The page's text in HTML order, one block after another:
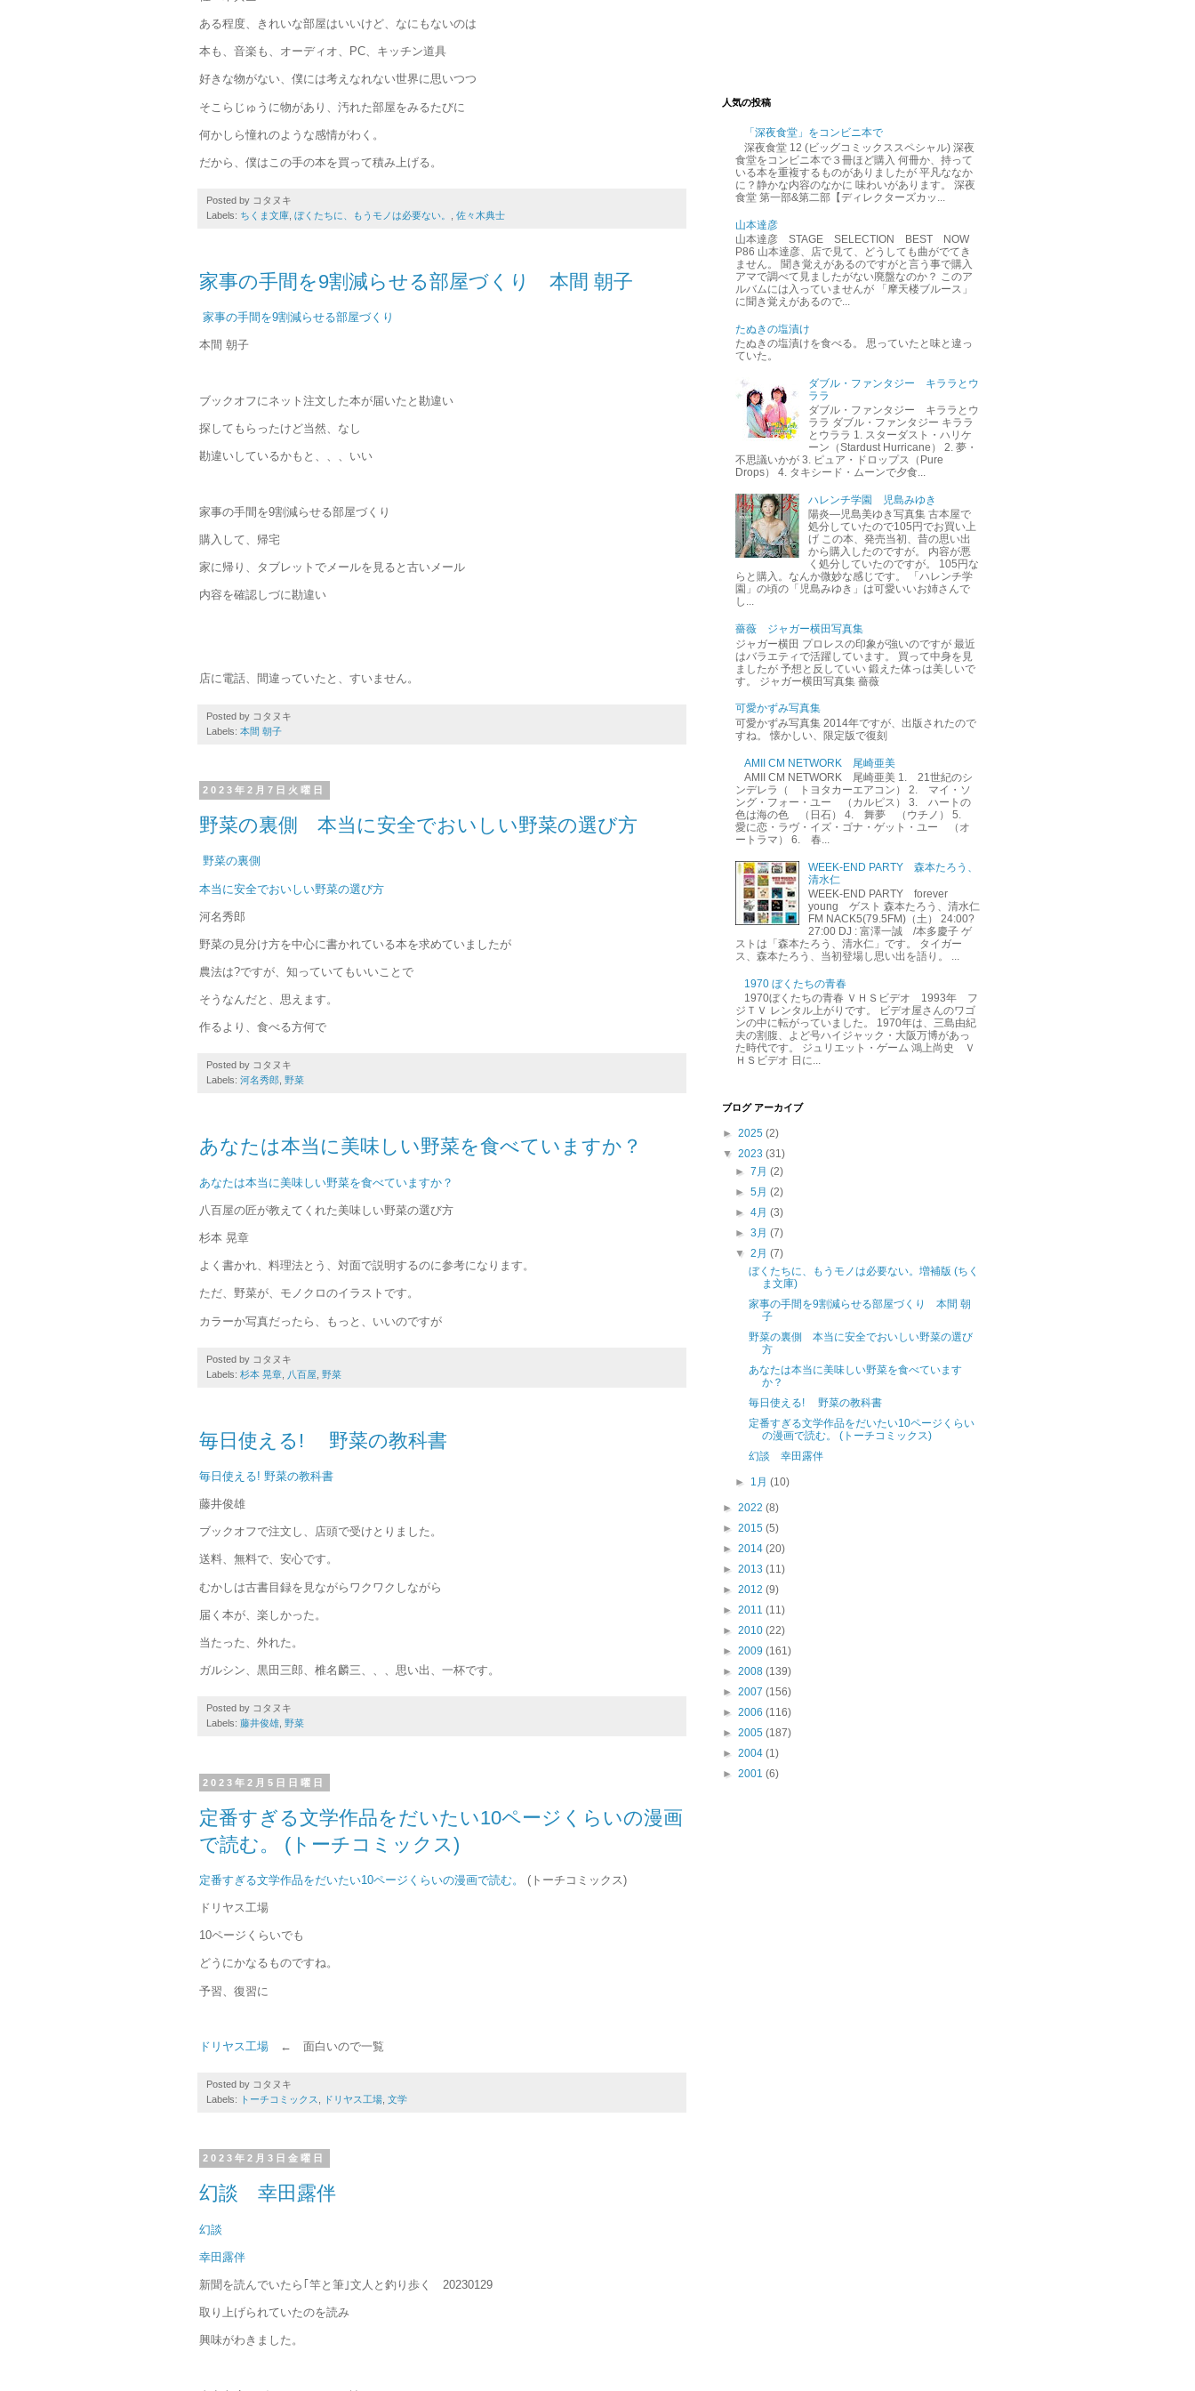
ある程度、きれいな部屋はいいけど、なにもないのは
本も、音楽も、オーディオ、PC、キッチン道具
好きな物がない、僕には考えなれない世界に思いつつ
そこらじゅうに物があり、汚れた部屋をみるたびに
何かしら憧れのような感情がわく。
だから、僕はこの手の本を買って積み上げる。
Posted by コタヌキ
Labels: ちくま文庫 ぼくたちに、もうモノは必要ない。 佐々木典士
家事の手間を9割減らせる部屋づくり 本間 朝子
家事の手間を9割減らせる部屋づくり
本間 朝子
ブックオフにネット注文した本が届いたと勘違い
探してもらったけど当然、なし
勘違いしているかもと、、、いい
家事の手間を9割減らせる部屋づくり
購入して、帰宅
家に帰り、タブレットでメールを見ると古いメール
内容を確認しづに勘違い
店に電話、間違っていたと、すいません。
Posted by コタヌキ
Labels: 本間 朝子
2023年2月7日火曜日
野菜の裏側 本当に安全でおいしい野菜の選び方
野菜の裏側
本当に安全でおいしい野菜の選び方
河名秀郎
野菜の見分け方を中心に書かれている本を求めていましたが
農法は?ですが、知っていてもいいことで
そうなんだと、思えます。
作るより、食べる方何で
Posted by コタヌキ
Labels: 河名秀郎, 野菜
あなたは本当に美味しい野菜を食べていますか？
あなたは本当に美味しい野菜を食べていますか？
八百屋の匠が教えてくれた美味しい野菜の選び方
杉本 晃章
よく書かれ、料理法とう、対面で説明するのに参考になります。
ただ、野菜が、モノクロのイラストです。
カラーか写真だったら、もっと、いいのですが
Posted by コタヌキ
Labels: 杉本 晃章 八百屋 野菜
毎日使える! 野菜の教科書
毎日使える! 野菜の教科書
藤井俊雄
ブックオフで注文し、店頭で受けとりました。
送料、無料で、安心です。
むかしは古書目録を見ながらワクワクしながら
届く本が、楽しかった。
当たった、外れた。
ガルシン、黒田三郎、椎名麟三、、、思い出、一杯です。
Posted by コタヌキ
Labels: 藤井俊雄 野菜
2023年2月5日日曜日
定番すぎる文学作品をだいたい10ページくらいの漫画
で読む。 (トーチコミックス)
定番すぎる文学作品をだいたい10ページくらいの漫画で読む。 (トーチコミックス)
ドリヤス工場
10ページくらいでも
どうにかなるものですね。
予習、復習に
ドリヤス工場 ← 面白いので一覧
Posted by コタヌキ
Labels:
トーチコミックス ドリヤス工場 文学
2023年2月3日金曜日
幻談 幸田露伴
幻談
幸田露伴
新聞を読んでいたら｢竿と筆｣文人と釣り歩く 20230129
取り上げられていたのを読み
興味がわきました。
人気の投稿
「深夜食堂」をコンビニ本で
深夜食堂 12 (ビッグコミックススペシャル) 深夜
食堂をコンビニ本で３冊ほど購入 何冊か、持って
いる本を重複するものがありましたが 平凡ななか
に？静かな内容のなかに 味わいがあります。 深夜
食堂 第一部&第二部【ディレクターズカッ...
山本達彦
山本達彦 STAGE SELECTION BEST NOW
P86 山本達彦、店で見て、どうしても曲がでてき
ません。 聞き覚えがあるのですがと言う事で購入
アマで調べて見ましたがない廃盤なのか？ このア
ルバムには入っていませんが 「摩天楼ブルース」
に聞き覚えがあるので...
たぬきの塩漬け
たぬきの塩漬けを食べる。 思っていたと味と違っ
ていた。
ダブル・ファンタジー キララとウ
ララ
ダブル・ファンタジー キララとウ
ララ ダブル・ファンタジー キララ
とウララ 1. スターダスト・ハリケ
ーン（Stardust Hurricane） 2. 夢・
不思議いかが 3. ピュア・ドロップス（Pure
Drops） 4. タキシード・ムーンで夕食...
ハレンチ学園 児島みゆき
陽炎―児島美ゆき写真集 古本屋で
処分していたので105円でお買い上
げ この本、発売当初、昔の思い出
から購入したのですが。 内容が悪
く処分していたのですが。 105円な
らと購入。なんか微妙な感じです。 「ハレンチ学
園」の頃の「児島みゆき」は可愛いいお姉さんで
し...
薔薇 ジャガー横田写真集
ジャガー横田 プロレスの印象が強いのですが 最近
はバラエティで活躍しています。 買って中身を見
ましたが 予想と反していい 鍛えた体っは美しいで
す。 ジャガー横田写真集 薔薇
可愛かずみ写真集
可愛かずみ写真集 2014年ですが、出版されたので
すね。 懐かしい、限定版で復刻
AMII CM NETWORK 尾崎亜美
AMII CM NETWORK 尾崎亜美 1. 21世紀のシ
ンデレラ（ トヨタカーエアコン） 2. マイ・ソ
ング・フォー・ユー （カルピス） 3. ハートの
色は海の色 （日石） 4. 舞夢 （ウチノ） 5.
愛に恋・ラヴ・イズ・ゴナ・ゲット・ユー （オ
ートラマ） 6. 春...
WEEK-END PARTY 森本たろう、
清水仁
WEEK-END PARTY forever
young ゲスト 森本たろう、清水仁
FM NACK5(79.5FM)（土） 24:00?
27:00 DJ : 富澤一誠 /本多慶子 ゲ
ストは「森本たろう、清水仁」です。 タイガー
ス、森本たろう、当初登場し思い出を語り。 ...
1970 ぼくたちの青春
1970ぼくたちの青春 ＶＨＳビデオ 1993年 フ
ジＴＶ レンタル上がりです。 ビデオ屋さんのワゴ
ンの中に転がっていました。 1970年は、三島由紀
夫の割腹、よど号ハイジャック・大阪万博があっ
た時代です。 ジュリエット・ゲーム 鴻上尚史 Ｖ
ＨＳビデオ 日に...
ブログ アーカイブ
► 2025 (2)
▼ 2023 (31)
►7月(2)
►5月(2)
►4月(3)
►3月(7)
▼2月(7)
ぼくたちに、もうモノは必要ない。増補版 (ちく
ま文庫)
家事の手間を9割減らせる部屋づくり 本間 朝
子
野菜の裏側 本当に安全でおいしい野菜の選び
方
あなたは本当に美味しい野菜を食べています
か？
毎日使える! 野菜の教科書
定番すぎる文学作品をだいたい10ページくらい
の漫画で読む。 (トーチコミックス)
幻談 幸田露伴
► 1月(10)
► 2022 (8)
► 2015 (5)
► 2014 (20)
► 2013 (11)
► 2012 (9)
► 2011 (11)
► 2010 (22)
► 2009 (161)
► 2008 (139)
► 2007 (156)
► 2006 (116)
► 2005 (187)
► 2004 (1)
► 2001 (6)